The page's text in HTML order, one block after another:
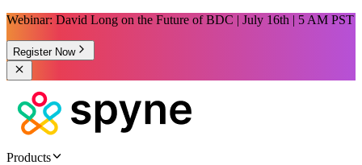
Webinar: David Long on the Future of BDC | July 16th | 5 AM PST
Register Now
Products